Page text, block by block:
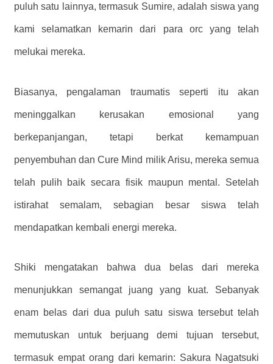
puluh satu lainnya, termasuk Sumire, adalah siswa yang
kami selamatkan kemarin dari para orc yang telah
melukai mereka.
Biasanya, pengalaman traumatis seperti itu akan
meninggalkan kerusakan emosional yang
berkepanjangan, tetapi berkat kemampuan
penyembuhan dan Cure Mind milik Arisu, mereka semua
telah pulih baik secara fisik maupun mental. Setelah
istirahat semalam, sebagian besar siswa telah
mendapatkan kembali energi mereka.
Shiki mengatakan bahwa dua belas dari mereka
menunjukkan semangat juang yang kuat. Sebanyak
enam belas dari dua puluh satu siswa tersebut telah
memutuskan untuk berjuang demi tujuan tersebut,
termasuk empat orang dari kemarin: Sakura Nagatsuki